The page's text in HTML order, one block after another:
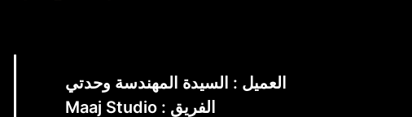
العميل : السيدة المهندسة وحدتي
الفريق : Maaj Studio